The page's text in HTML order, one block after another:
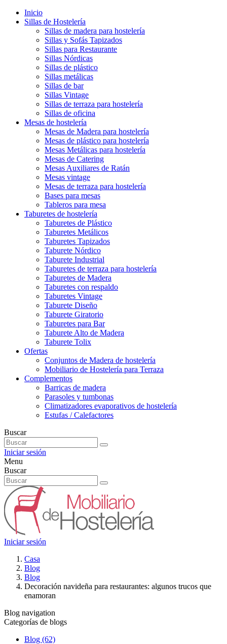
Inicio
Sillas de Hostelería
Sillas de madera para hostelería
Sillas y Sofás Tapizados
Sillas para Restaurante
Sillas Nórdicas
Sillas de plástico
Sillas metálicas
Sillas de bar
Sillas Vintage
Sillas de terraza para hostelería
Sillas de oficina
Mesas de hostelería
Mesas de Madera para hostelería
Mesas de plástico para hostelería
Mesas Metálicas para hostelería
Mesas de Catering
Mesas Auxiliares de Ratán
Mesas vintage
Mesas de terraza para hostelería
Bases para mesas
Tableros para mesa
Taburetes de hostelería
Taburetes de Plástico
Taburetes Metálicos
Taburetes Tapizados
Taburete Nórdico
Taburete Industrial
Taburetes de terraza para hostelería
Taburetes de Madera
Taburetes con respaldo
Taburetes Vintage
Taburete Diseño
Taburete Giratorio
Taburetes para Bar
Taburete Alto de Madera
Taburete Tolix
Ofertas
Conjuntos de Madera de hostelería
Mobiliario de Hostelería para Terraza
Complementos
Barricas de madera
Parasoles y tumbonas
Climatizadores evaporativos de hostelería
Estufas / Calefactores
Buscar
Iniciar sesión
Menu
Buscar
Iniciar sesión
Casa
Blog
Blog
Decoración navideña para restaurantes: algunos trucos que
enamoran
Blog navigation
Categorías de blogs
Blog (62)